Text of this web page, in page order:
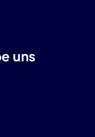
uns